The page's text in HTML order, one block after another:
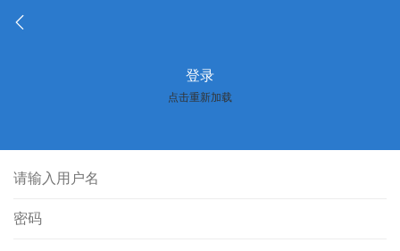
登录
点击重新加载